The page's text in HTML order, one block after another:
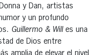
y Dan, artistas
y un profundo
Guillermo & Willes una
de Dios entre
amplia de elevar el nivel